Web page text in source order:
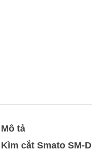
Mô tả
Kìm cắt Smato SM-D